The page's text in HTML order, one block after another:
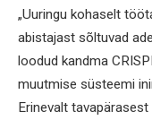
„Uuringu kohaselt
abistajast sõltuvad
loodud kandma
muutmise süsteemi
Erinevalt